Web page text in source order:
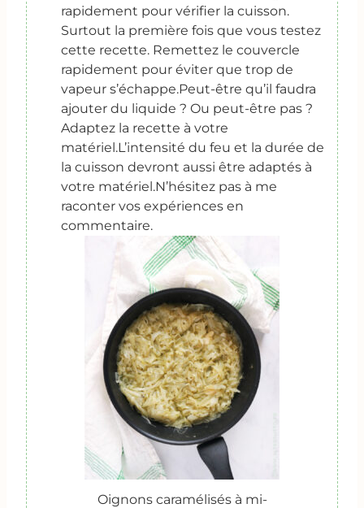
rapidement pour vérifier la cuisson.
Surtout la première fois que vous testez
cette recette. Remettez le couvercle
rapidement pour éviter que trop de
vapeur s’échappe.Peut-être qu’il faudra
ajouter du liquide ? Ou peut-être pas ?
Adaptez la recette à votre
matériel.L’intensité du feu et la durée de
la cuisson devront aussi être adaptés à
votre matériel.N’hésitez pas à me
raconter vos expériences en
commentaire.
Oignons caramélisés à mi-